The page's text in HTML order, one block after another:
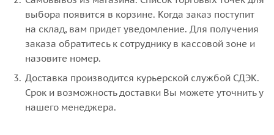
выбора появится в корзине. Когда заказ поступит
на склад, вам придет уведомление. Для получения
заказа обратитесь к сотруднику в кассовой зоне и
назовите номер.
Доставка производится курьерской службой СДЭК.
Срок и возможность доставки Вы можете уточнить у
нашего менеджера.